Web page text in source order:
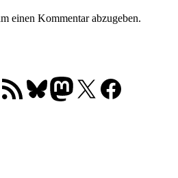
einen Kommentar abzugeben.
Instagram
YouTube-Kanal
RSS-FeedBluesky
Folgt uns auf Mastodon
X Folgt uns auf